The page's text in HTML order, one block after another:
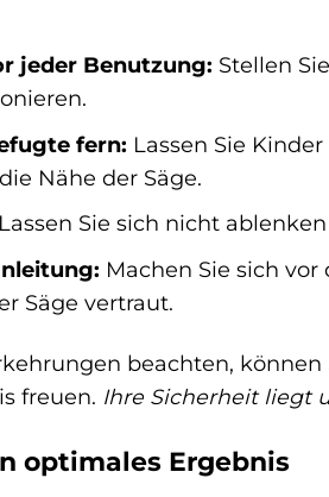
jeder Benutzung: Stellen
fern: Lassen Sie
Nähe der Säge.
Lassen Sie sich nicht
Machen Sie sich
Säge vertraut.
beachten,
freuen. Ihre Sicherheit liegt
optimales Ergebnis